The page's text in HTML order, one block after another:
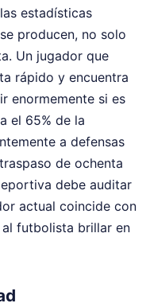
estadísticas
producen, no solo
Un jugador que
rápido y encuentra
enormemente si es
el 65% de la
a defensas
de ochenta
debe auditar
actual coincide con
futbolista brillar en